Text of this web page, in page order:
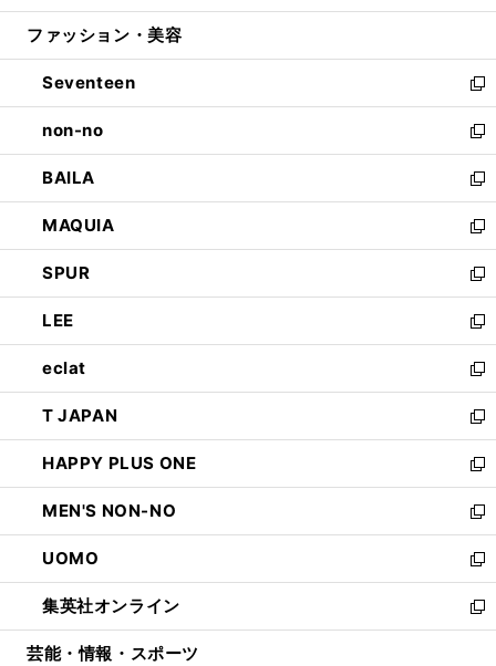
開
ウ
開
く
ン
ウ
で
開
く
ウ
ン
ド
ウ
で
開
く
ファッション・美容
Seventeen
新
し
い
ウ
ィ
ン
ド
ウ
で
開
く
non-no
新
し
い
ウ
ィ
ン
ド
ウ
で
開
く
BAILA
新
し
い
ウ
ィ
ン
ド
ウ
で
開
く
MAQUIA
新
し
い
ウ
ィ
ン
ド
ウ
で
開
く
SPUR
新
し
い
ウ
ィ
ン
ド
ウ
で
開
く
LEE
新
し
い
ウ
ィ
ン
ド
ウ
で
開
く
eclat
新
し
い
ウ
ィ
ン
ド
ウ
で
開
く
T JAPAN
新
し
い
ウ
ィ
ン
ド
ウ
で
開
HAPPY PLUS ONE
新
し
い
ウ
ィ
ン
ド
ウ
MEN'S NON-NO
新
し
い
ウ
ィ
ン
UOMO
新
し
い
ウ
集英社オンライン
新
し
芸能・情報・スポーツ